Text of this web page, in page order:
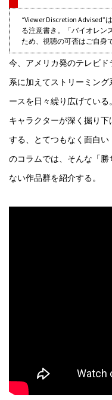
“Viewer Discretion
る注意書き。「バイオレン
ため、視聴の可否はご自身
今、アメリカ発のテレビ
系に加えてストリーミン
ースを日々繰り広げている
キャラクターが深く掘り
する、とてつもなく面白
のコラムでは、そんな「
ない作品群を紹介する。